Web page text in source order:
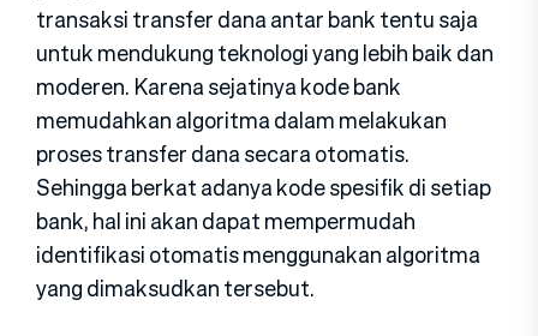
transaksi transfer dana antar bank tentu saja
untuk mendukung teknologi yang lebih baik dan
moderen. Karena sejatinya kode bank
memudahkan algoritma dalam melakukan
proses transfer dana secara otomatis.
Sehingga berkat adanya kode spesifik di setiap
bank, hal ini akan dapat mempermudah
identifikasi otomatis menggunakan algoritma
yang dimaksudkan tersebut.